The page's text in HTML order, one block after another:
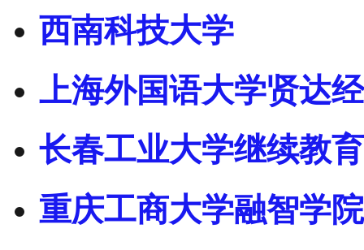
西南科技大学
上海外国语大学贤达
长春工业大学继续教
重庆工商大学融智学院